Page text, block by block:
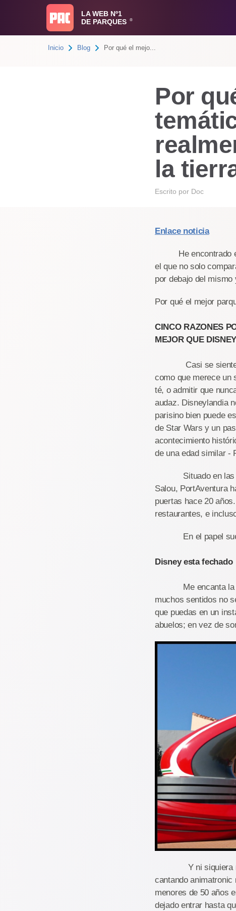
LA WEB Nº1
DE PARQUES
®
Inicio Blog Por qué el mejo...
Por
la
Escrito por Doc
Enlace noticia
He encontrado
el que no solo
por debajo del
Por qué el mejor
CINCO RAZONES
MEJOR QUE
Casi se siente mal
como que merece un
té, o admitir que
audaz.
parisino bien puede
de Star Wars y un
acontecimiento
de una edad similar -
Situado en las
Salou, PortAventura
puertas hace 20
restaurantes, e
En el papel suena
Disney esta fechado
Me encanta la
muchos sentidos no
que puedas en un
abuelos; en vez de
Y ni siquiera me
cantando
menores de 50 años
dejado entrar hasta